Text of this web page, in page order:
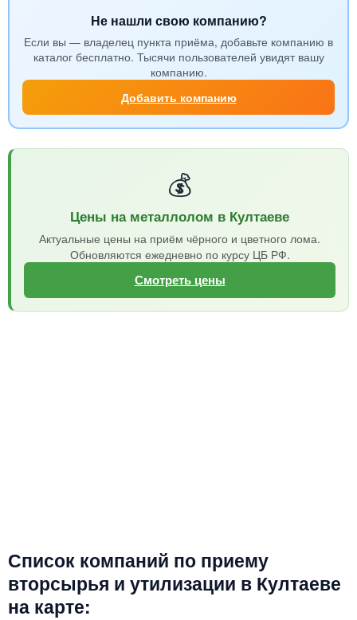
Не нашли свою компанию?
Если вы — владелец пункта приёма, добавьте компанию в
каталог бесплатно. Тысячи пользователей увидят вашу
компанию.
Добавить компанию
💰
Цены на металлолом в Култаеве
Актуальные цены на приём чёрного и цветного лома.
Обновляются ежедневно по курсу ЦБ РФ.
Смотреть цены
Список компаний по приему
вторсырья и утилизации в Култаеве
на карте: